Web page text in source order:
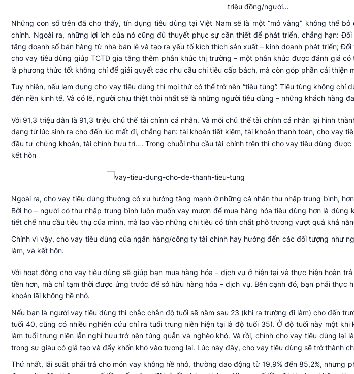
triệu đồng/người…
Những con số trên đã cho thấy, tín dụng tiêu dùng tại Việt Nam sẽ là một “mỏ vàng” không thể
chính. Ngoài ra, những lợi ích của nó cũng đủ thuyết phục sự cần thiết để phát triển, chẳng hạn:
tăng doanh số bán hàng từ nhà bán lẻ và tạo ra yếu tố kích thích sản xuất – kinh doanh phát triển;
cho vay tiêu dùng giúp TCTD gia tăng thêm phân khúc thị trường – một phân khúc được đánh giá
là phương thức tốt không chỉ để giải quyết các nhu cầu chi tiêu cấp bách, mà còn góp phần cải thiện
Tuy nhiên, nếu lạm dụng cho vay tiêu dùng thì mọi thứ có thể trở nên “tiêu tùng”. Tiêu tùng không chỉ
đến nền kinh tế. Và có lẽ, người chịu thiệt thòi nhất sẽ là những người tiêu dùng – những khách hàng
Với 91,3 triệu dân là 91,3 triệu chủ thể tài chính cá nhân. Và mỗi chủ thể tài chính cá nhân lại hình
dạng từ lúc sinh ra cho đến lúc mất đi, chẳng hạn: tài khoản tiết kiệm, tài khoản thanh toán, cho vay
đầu tư chứng khoán, tài chính hưu trí…. Trong chuỗi nhu cầu tài chính trên thì cho vay tiêu dùng được
kết hôn
Ngoài ra, cho vay tiêu dùng thường có xu hướng tăng mạnh ở những cá nhân thu nhập trung bình,
Bởi họ – người có thu nhập trung bình luôn muốn vay mượn để mua hàng hóa tiêu dùng hơn là dùng
tiết chế nhu cầu tiêu thụ của mình, mà lao vào những chi tiêu có tính chất phô trương vượt quá khả
Chính vì vậy, cho vay tiêu dùng của ngân hàng/công ty tài chính hay hướng đến các đối tượng như
làm, và kết hôn.
Với hoạt động cho vay tiêu dùng sẽ giúp bạn mua hàng hóa – dịch vụ ở hiện tại và thực hiện hoàn
tiền hơn, mà chỉ tạm thời được ứng trước để sở hữu hàng hóa – dịch vụ. Bên cạnh đó, bạn phải thực
khoản lãi không hề nhỏ.
Nếu bạn là người vay tiêu dùng thì chắc chắn độ tuổi sẽ nằm sau 23 (khi ra trường đi làm) cho đến
tuổi 40, cũng có nhiều nghiên cứu chỉ ra tuổi trung niên hiện tại là độ tuổi 35). Ở độ tuổi này một
làm tuổi trung niên lẫn nghỉ hưu trở nên túng quẫn và nghèo khó. Và rồi, chính cho vay tiêu dùng lại
trong sự giàu có giả tạo và đẩy khốn khó vào tương lai. Lúc này đây, cho vay tiêu dùng sẽ trở thành
Thứ nhất, lãi suất phải trả cho món vay không hề nhỏ, thường dao động từ 19,9% đến 85,2%, nhưng